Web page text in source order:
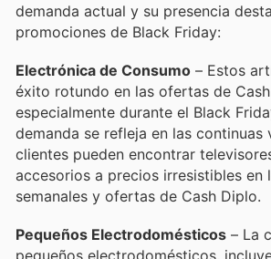
demanda actual y su presencia
promociones de Black Friday:
Electrónica de Consumo – Estos
éxito rotundo en las ofertas de
especialmente durante el Black
demanda se refleja en las continuas
clientes pueden encontrar
accesorios a precios irresistibles en
semanales y ofertas de Cash Diplo.
Pequeños Electrodomésticos – La